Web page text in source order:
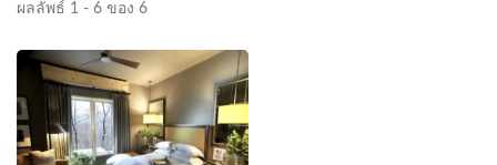
ผลลัพธ์ 1 - 6 ของ 6